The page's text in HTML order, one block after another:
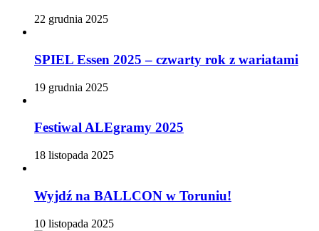
22 grudnia 2025
SPIEL Essen 2025 – czwarty rok z wariatami
19 grudnia 2025
Festiwal ALEgramy 2025
18 listopada 2025
Wyjdź na BALLCON w Toruniu!
10 listopada 2025